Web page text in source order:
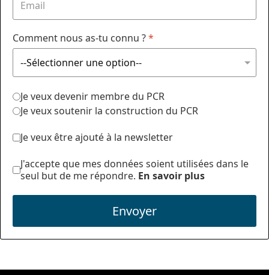
Comment nous as-tu connu ?*
Je veux devenir membre du PCR
Je veux soutenir la construction du PCR
Je veux être ajouté à la newsletter
J'accepte que mes données soient utilisées dans le
seul but de me répondre. En savoir plus
Envoyer